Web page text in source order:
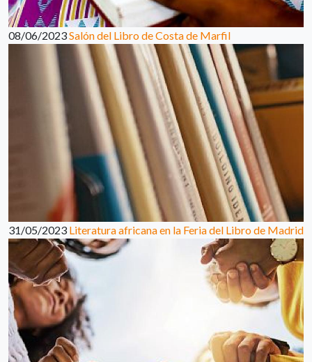
08/06/2023Salón del Libro de Costa de Marfil
31/05/2023 Literatura africana en la Feria del Libro de Madrid